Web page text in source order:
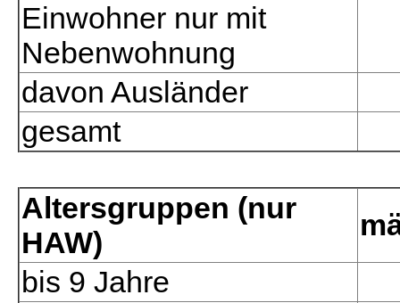
Einwohner nur mit
Nebenwohnung
davon Ausländer
gesamt
Altersgruppen (nur
HAW)
bis 9 Jahre